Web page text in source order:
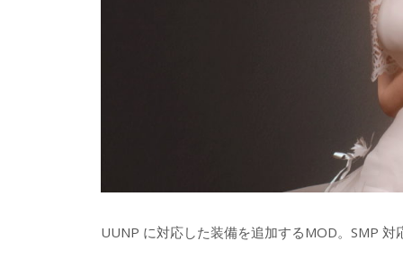
UUNP に対応した装備を追加するMOD。SMP 対